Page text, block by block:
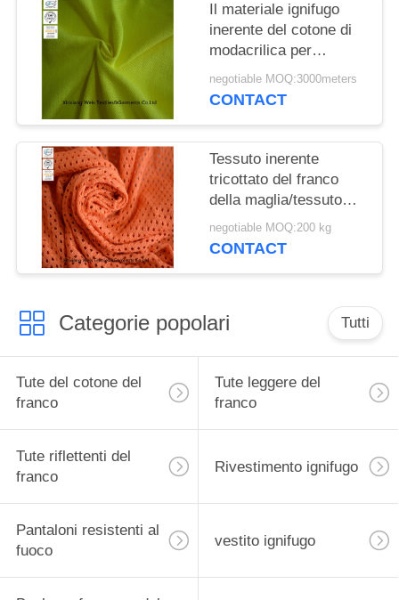
Il materiale ignifugo
inerente del cotone di
modacrilica per
abbigliamento tricotta il
giallo del piquè ciao
negotiable MOQ:3000meters
CONTACT
Tessuto inerente
tricottato del franco
della maglia/tessuto
inerente del materiale
difficilmente
negotiable MOQ:200 kg
CONTACT
Categorie popolari Tutti
Tute del cotone del
franco
Tute leggere del
franco
Tute riflettenti del
franco
Rivestimento ignifugo
Pantaloni resistenti al
fuoco
vestito ignifugo